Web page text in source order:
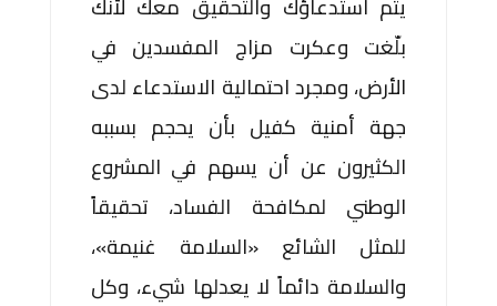
بلّغت وعكرت مزاج المفسدين في
الأرض، ومجرد احتمالية الاستدعاء لدى
جهة أمنية كفيل بأن يحجم بسببه
الكثيرون عن أن يسهم في المشروع
الوطني لمكافحة الفساد، تحقيقاً
للمثل الشائع «السلامة غنيمة»،
والسلامة دائماً لا يعدلها شيء، وكل